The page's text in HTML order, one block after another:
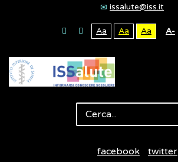
issalute@iss.it
Aa Aa Aa A-
facebook twitter